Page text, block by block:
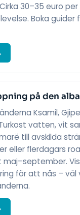
30–35 euro per
Boka guider
på den
Ksamil,
vatten, vit
till avskilda
eller flerdagars
maj–september.
för att nås –